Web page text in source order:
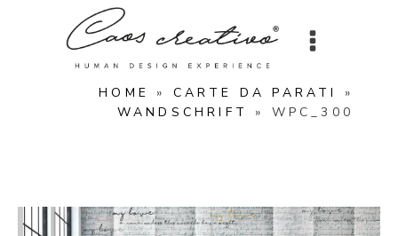
HOME » CARTE DA PARATI
»
WANDSCHRIFT
» WPC_300